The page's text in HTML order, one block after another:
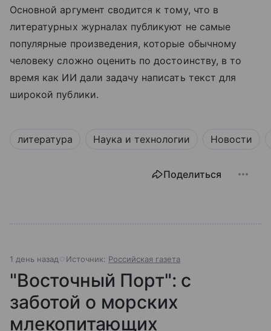
Основной аргумент сводится к тому, что в
литературных журналах публикуют не самые
популярные произведения, которые обычному
человеку сложно оценить по достоинству, в то
время как ИИ дали задачу написать текст для
широкой публики.
литература Наука и технологии Новости
Поделиться
1 день назад Источник: Российская газета
"Восточный Порт": с
заботой о морских
млекопитающих